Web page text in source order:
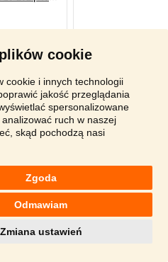
cookie
cookie i innych technologii
jakość przeglądania
spersonalizowane
ruch w naszej
skąd pochodzą nasi
Zgoda
Odmawiam
Zmiana ustawień
,Reklama,Regulamin ,Polityka
24 godzin: